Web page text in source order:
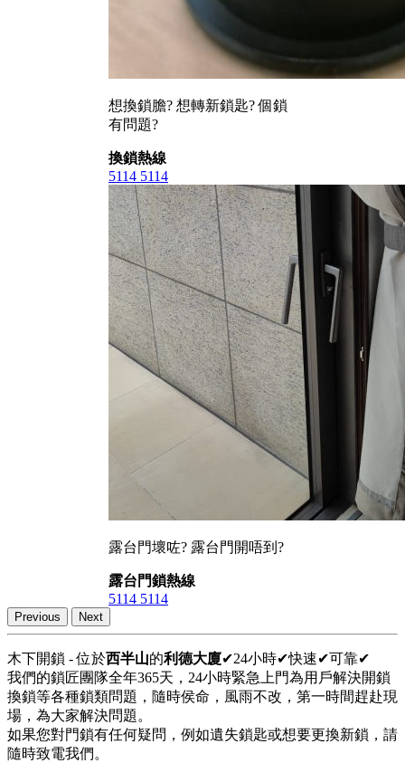
想換鎖膽? 想轉新鎖匙? 個鎖
有問題?
換鎖熱線
5114 5114
露台門壞咗? 露台門開唔到?
露台門鎖熱線
5114 5114
Previous Next
木下開鎖 - 位於西半山的利德大廈✔24小時✔快速✔可靠✔
我們的鎖匠團隊全年365天，24小時緊急上門為用戶解決開鎖
換鎖等各種鎖類問題，隨時侯命，風雨不改，第一時間趕赴現
場，為大家解決問題。
如果您對門鎖有任何疑問，例如遺失鎖匙或想要更換新鎖，請
隨時致電我們。